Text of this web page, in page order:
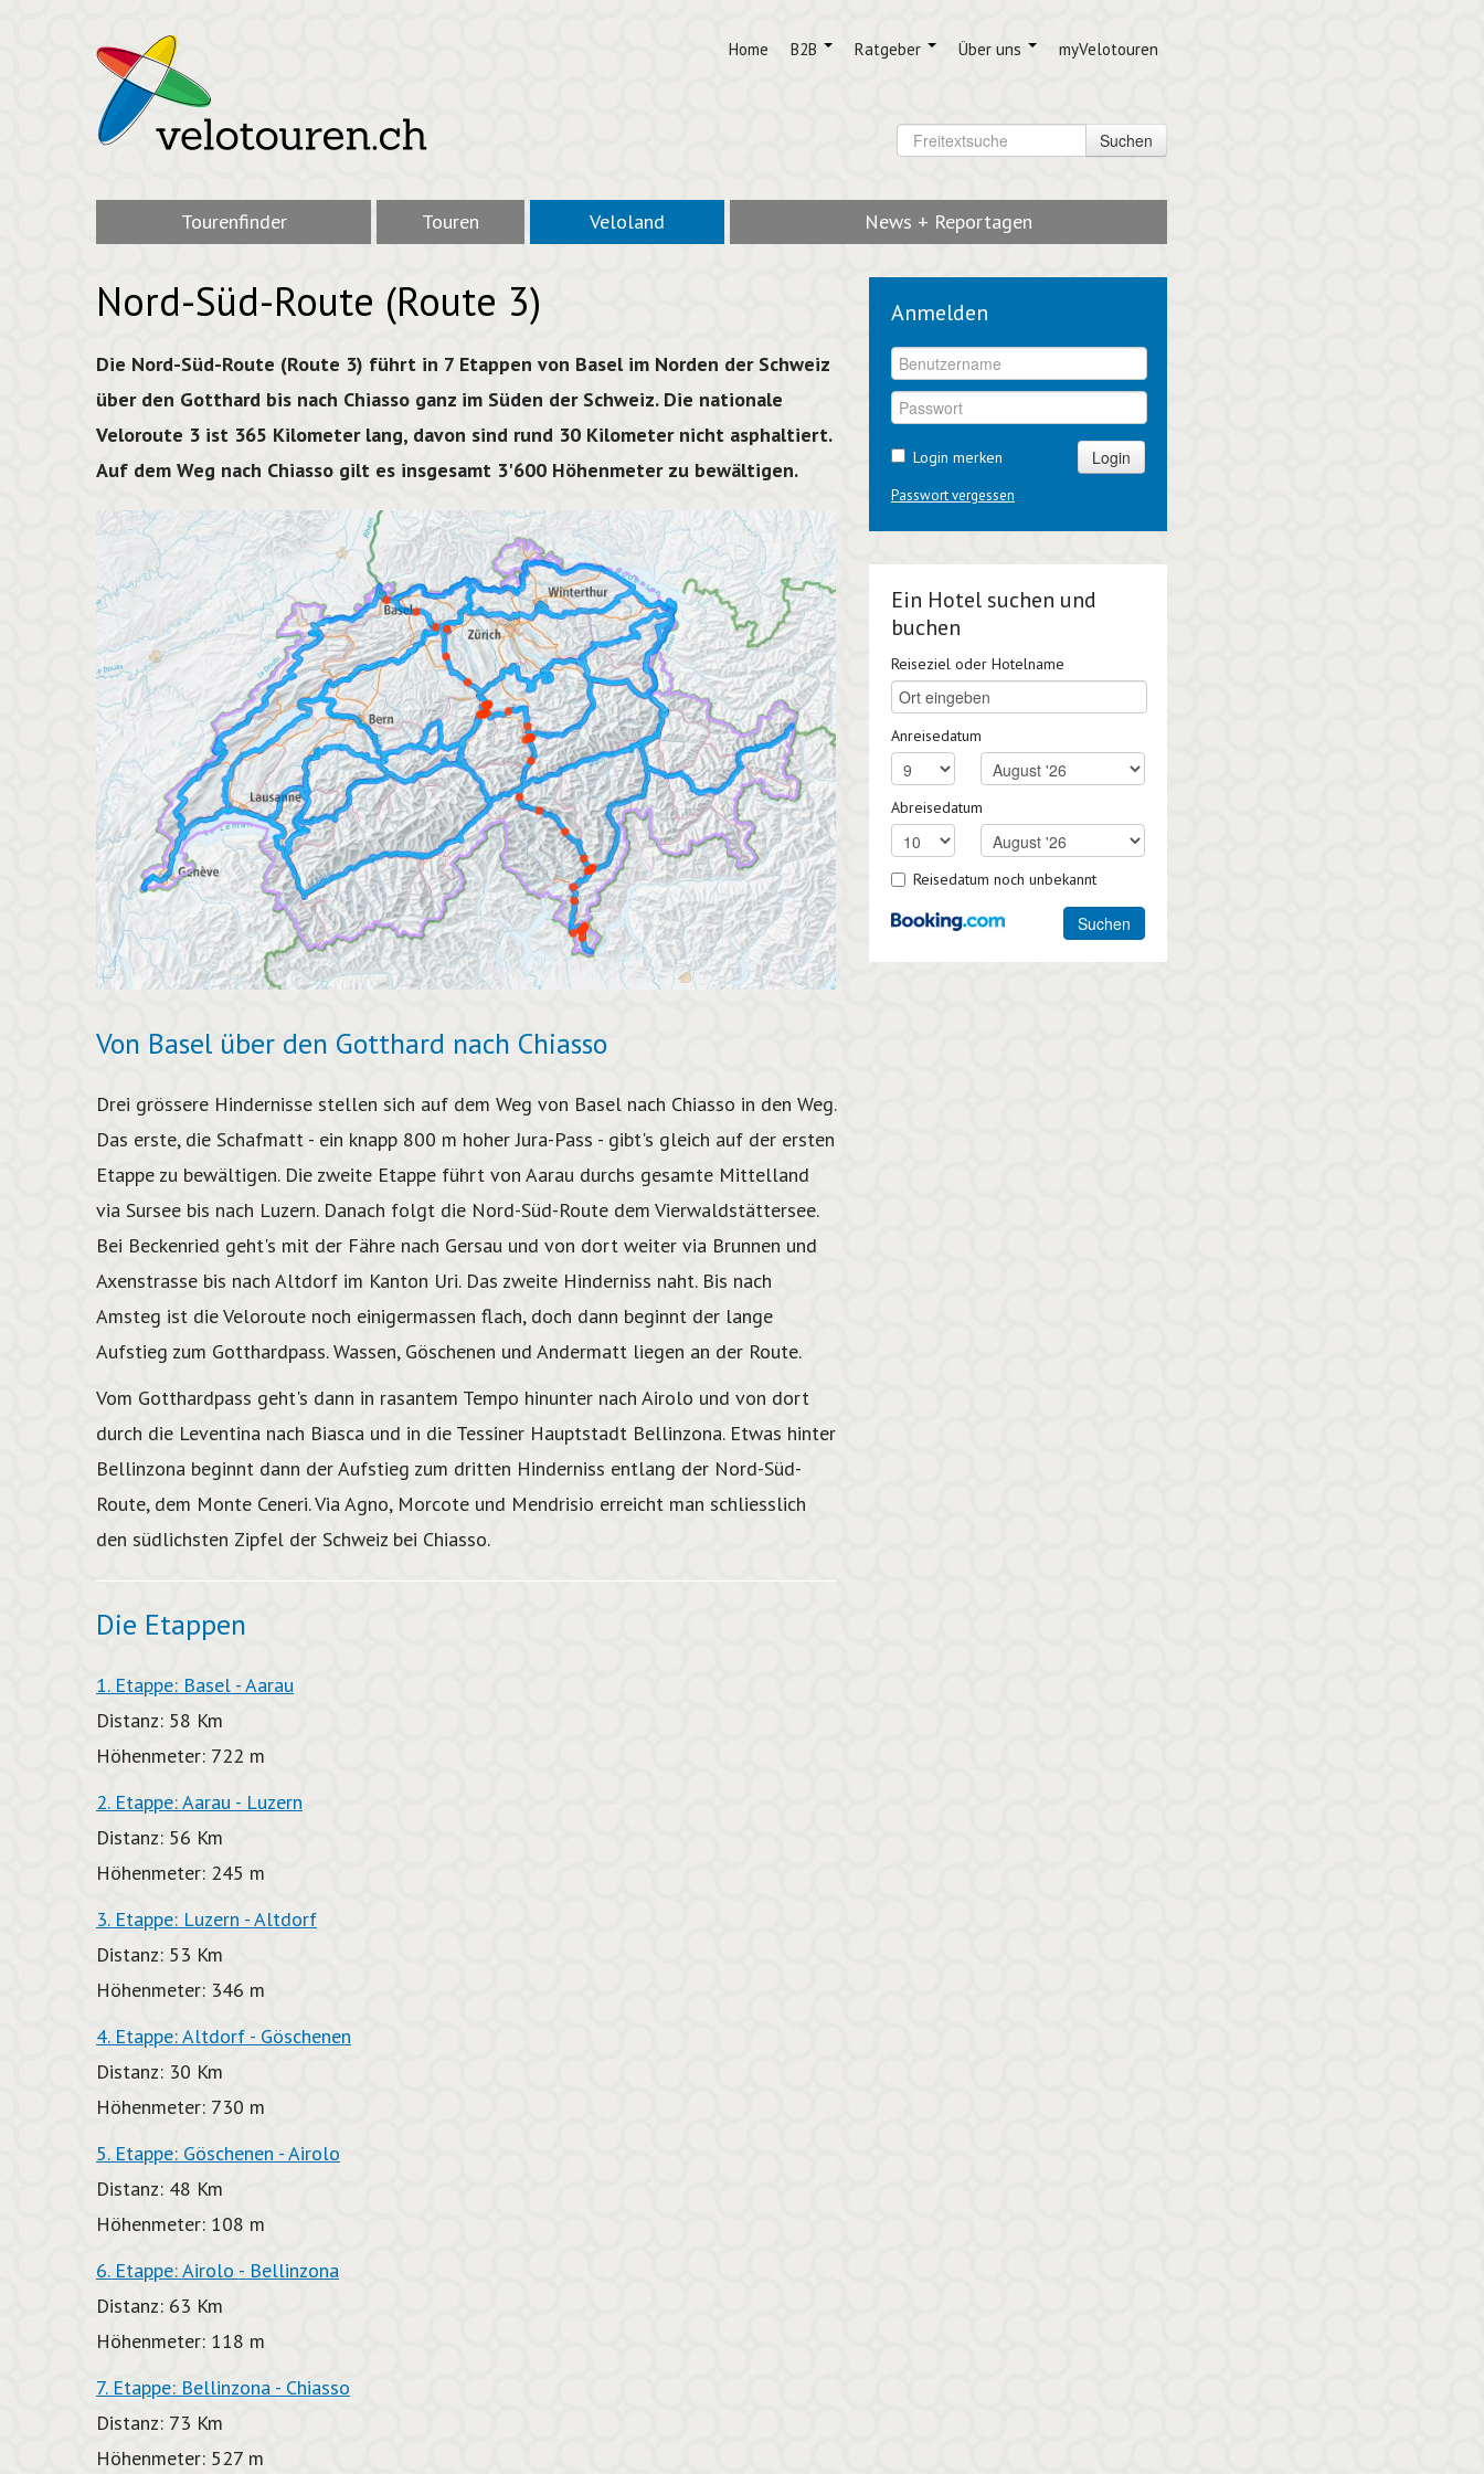
Home B2B Ratgeber Über uns myVelotouren
Suchen
Tourenfinder Touren Veloland News + Reportagen
Anmelden
Login merken Login
Passwort vergessen
Ein Hotel suchen und
buchen
Reiseziel oder Hotelname
Anreisedatum
Abreisedatum
Reisedatum noch unbekannt
Suchen
Nord-Süd-Route (Route 3)
Die Nord-Süd-Route (Route 3) führt in 7 Etappen von Basel im Norden der Schweiz
über den Gotthard bis nach Chiasso ganz im Süden der Schweiz. Die nationale
Veloroute 3 ist 365 Kilometer lang, davon sind rund 30 Kilometer nicht asphaltiert.
Auf dem Weg nach Chiasso gilt es insgesamt 3'600 Höhenmeter zu bewältigen.
Von Basel über den Gotthard nach Chiasso
Drei grössere Hindernisse stellen sich auf dem Weg von Basel nach Chiasso in den Weg.
Das erste, die Schafmatt - ein knapp 800 m hoher Jura-Pass - gibt's gleich auf der ersten
Etappe zu bewältigen. Die zweite Etappe führt von Aarau durchs gesamte Mittelland
via Sursee bis nach Luzern. Danach folgt die Nord-Süd-Route dem Vierwaldstättersee.
Bei Beckenried geht's mit der Fähre nach Gersau und von dort weiter via Brunnen und
Axenstrasse bis nach Altdorf im Kanton Uri. Das zweite Hinderniss naht. Bis nach
Amsteg ist die Veloroute noch einigermassen flach, doch dann beginnt der lange
Aufstieg zum Gotthardpass. Wassen, Göschenen und Andermatt liegen an der Route.
Vom Gotthardpass geht's dann in rasantem Tempo hinunter nach Airolo und von dort
durch die Leventina nach Biasca und in die Tessiner Hauptstadt Bellinzona. Etwas hinter
Bellinzona beginnt dann der Aufstieg zum dritten Hinderniss entlang der Nord-Süd-
Route, dem Monte Ceneri. Via Agno, Morcote und Mendrisio erreicht man schliesslich
den südlichsten Zipfel der Schweiz bei Chiasso.
Die Etappen
1. Etappe: Basel - Aarau
Distanz: 58 Km
Höhenmeter: 722 m
2. Etappe: Aarau - Luzern
Distanz: 56 Km
Höhenmeter: 245 m
3. Etappe: Luzern - Altdorf
Distanz: 53 Km
Höhenmeter: 346 m
4. Etappe: Altdorf - Göschenen
Distanz: 30 Km
Höhenmeter: 730 m
5. Etappe: Göschenen - Airolo
Distanz: 48 Km
Höhenmeter: 108 m
6. Etappe: Airolo - Bellinzona
Distanz: 63 Km
Höhenmeter: 118 m
7. Etappe: Bellinzona - Chiasso
Distanz: 73 Km
Höhenmeter: 527 m